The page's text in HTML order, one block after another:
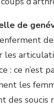
de
les
: ce n’est
les
des soucis